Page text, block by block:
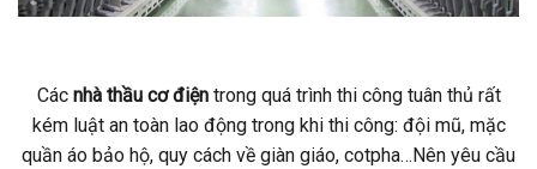
Các nhà thầu cơ điệntrong quá trình thi công tuân thủ rất
kém luật an toàn lao động trong khi thi công: đội mũ, mặc
quần áo bảo hộ, quy cách về giàn giáo, cotpha…Nên yêu cầu